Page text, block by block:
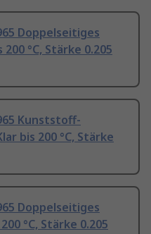
Doppelseitiges
200 °C, Stärke 0.205
Kunststoff-
bis 200 °C, Stärke
Doppelseitiges
°C, Stärke 0.205